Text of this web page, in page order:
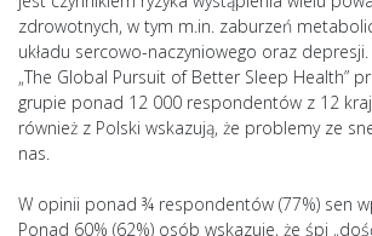
zdrowotnych, w tym m.in. zaburzeń
układu sercowo-naczyniowego oraz
„The Global Pursuit of Better Sleep Health”
grupie ponad 12 000 respondentów z 12
również z Polski wskazują, że problemy ze
nas.
W opinii ponad ¾ respondentów (77%) sen
Ponad 60% (62%) osób wskazuje, że śpi